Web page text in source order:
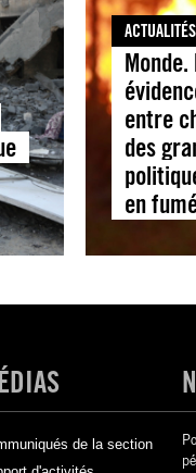
ACTUALITÉS
entre
des
en
de la section